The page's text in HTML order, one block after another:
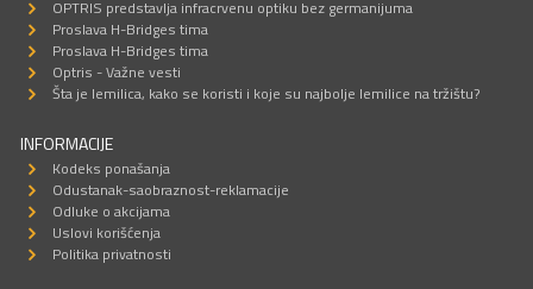
OPTRIS predstavlja infracrvenu optiku bez germanijuma
Proslava H-Bridges tima
Proslava H-Bridges tima
Optris - Važne vesti
Šta je lemilica, kako se koristi i koje su najbolje lemilice na tržištu?
INFORMACIJE
Kodeks ponašanja
Odustanak-saobraznost-reklamacije
Odluke o akcijama
Uslovi korišćenja
Politika privatnosti